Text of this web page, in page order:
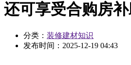
还可享受合购房
分类： 装修建材知识
发布时间： 2025-12-19 04:43